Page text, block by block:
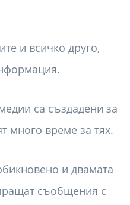
и всичко друго,
са създадени за
много време за тях.
и двамата
съобщения с